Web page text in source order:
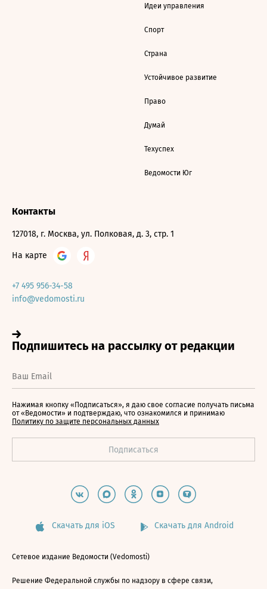
Идеи управления
Спорт
Страна
Устойчивое развитие
Право
Думай
Техуспех
Ведомости Юг
Контакты
127018, г. Москва, ул. Полковая, д. 3, стр. 1
На карте
+7 495 956-34-58
info@vedomosti.ru
Нажимая кнопку «Подписаться», я даю свое согласие получать письма
от «Ведомости» и подтверждаю, что ознакомился и принимаю
Политику по защите персональных данных
Скачать для iOS Скачать для Android
Сетевое издание Ведомости (Vedomosti)
Решение Федеральной службы по надзору в сфере связи,